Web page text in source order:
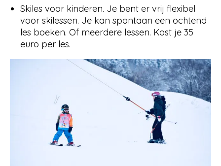
Skiles voor kinderen. Je bent er vrij flexibel
voor skilessen. Je kan spontaan een ochtend
les boeken. Of meerdere lessen. Kost je 35
euro per les.